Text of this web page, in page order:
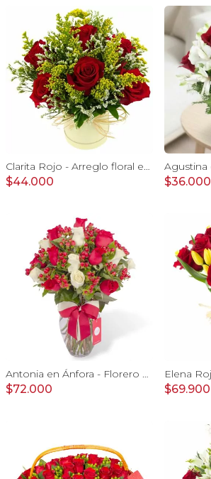
Clarita Rojo - Arreglo floral en sombrerero con rosas Rojo, limonium y vara de oro
$44.000 $36.000
Antonia en Ánfora - Florero con 18 rosa blanco y rojo
$72.000 $69.900